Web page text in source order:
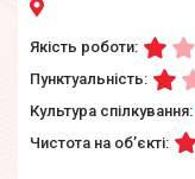
Якість роботи:
Пунктуальність:
Культура спілкування:
Чистота на об’єкті: